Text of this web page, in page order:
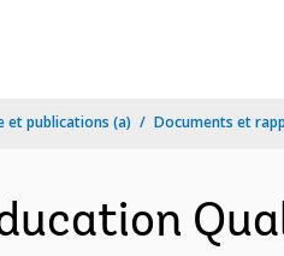
et publications (a) Documents et